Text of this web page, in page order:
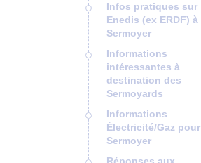
Infos pratiques sur
Enedis (ex ERDF) à
Sermoyer
Informations
intéressantes à
destination des
Sermoyards
Informations
Électricité/Gaz pour
Sermoyer